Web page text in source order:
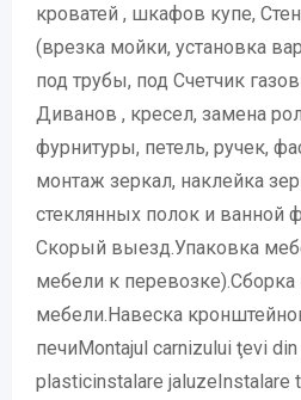
кроватей , шкафов купе,
(врезка мойки, установка
под трубы, под Счетчик
Диванов , кресел, замена
фурнитуры, петель, ручек,
монтаж зеркал, наклейка
стеклянных полок и ванной
Скорый выезд.Упаковка
мебели к
мебели.Навеска
печиMontajul carnizului ţevi din
plasticinstalare jaluzeInstalare